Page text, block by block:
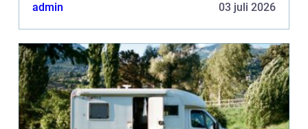
admin 03 juli 2026